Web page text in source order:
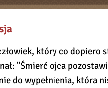
który co dopiero
"Śmierć ojca
do wypełnienia, która